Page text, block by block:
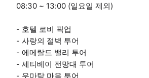
08:30 ~ 13:00 (일요일 제외)
- 호텔 로비 픽업
- 사랑의 절벽 투어
- 에메랄드 밸리 투어
- 세티베이 전망대 투어
- 우마탁 마을 투어